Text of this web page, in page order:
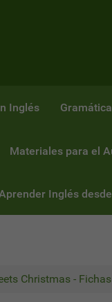
Inglés
Materiales para el
Inglés
Christmas -